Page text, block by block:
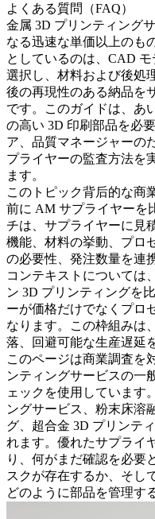
よくある質問（FAQ）
金属 3D プリンティング
なる迅速な単価以上のも
としているのは、CAD
選択し、材料および後処
後の再現性のある納品を
です。このガイドは、あ
の高い 3D 印刷部品を必
ア、品質マネージャーの
プライヤーの監査方法を
ます。
このトピック背后的な商
前に AM サプライヤーを
チは、サプライヤーに見
機能、材料の挙動、プロ
の必要性、発注数量を連
コンテキストについては、
ン 3D プリンティングを
ーが価格だけでなくプロ
なります。この枠組みは
落、回避可能な生産遅延
このページは商業調査を
ンティングサービスの一
ェックを使用しています
ングサービス、粉末床溶
グ、超合金 3D プリンテ
れます。優れたサプライ
り、何がまだ確認を必要
スクが存在するか、そし
どのように部品を管理す